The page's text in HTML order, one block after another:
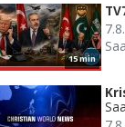
15 min